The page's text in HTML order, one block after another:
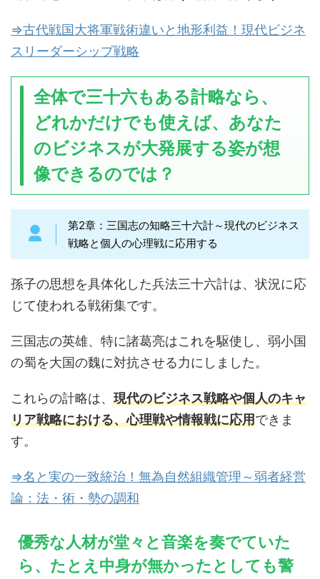
⇒古代戦国大将軍戦術違いと地形利益！現代ビジネ
スリーダーシップ戦略
全体で三十六もある計略なら、
どれかだけでも使えば、あなた
のビジネスが大発展する姿が想
像できるのでは？
第2章：三国志の知略三十六計～現代のビジネス
戦略と個人の心理戦に応用する
孫子の思想を具体化した兵法三十六計は、状況に応
じて使われる戦術集です。
三国志の英雄、特に諸葛亮はこれを駆使し、弱小国
の蜀を大国の魏に対抗させる力にしました。
これらの計略は、 現代のビジネス戦略や個人のキャ
リア戦略における、心理戦や情報戦に応用できま
す。
⇒名と実の一致統治！無為自然組織管理～弱者経営
論：法・術・勢の調和
優秀な人材が堂々と音楽を奏でていた
ら、たとえ中身が無かったとしても警